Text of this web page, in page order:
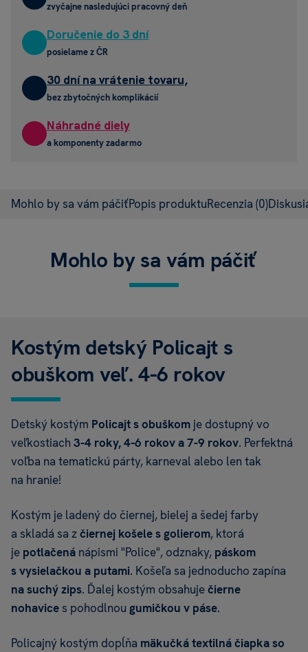
zvyčajne nasledujúci pracovný deň
Doručenie do 3 dní
posielame z ČR
30 dní na vrátenie tovaru,
bez zbytočných komplikácií
Náhradné diely
a komponenty zadarmo
Mohlo by sa vám páčiťPopis produktuRecenzia (0)
Mohlo by sa vám páčiť
Kostým detský Policajt s
obuškom veľ. 4-6 rokov
Detský kostým Policajt s obuškom je dostupný vo
veľkostiach 3-4 roky, 4-6 rokov a 7-9 rokov. Perfektná
voľba na tematickú párty, karneval alebo len tak
na hranie!
Kostým je ladený do čiernej, bielej a šedej farby
a skladá sa zčiernej košele s golierom, ktorá
je potlačená nápismi "Police", odznaky, páskom
s vysielačkou a putami. Košeľa sa jednoducho zapína
na suchý zips. Ďalej kostým obsahuječierne
nohavice s pohodlnou gumičkou v páse.
Policajný kostým dopĺňa mäkučká textilná čiapka so